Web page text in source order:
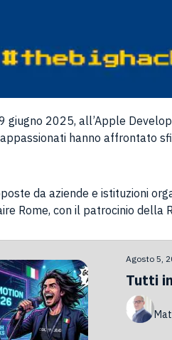
giugno 2025, all’Apple
hanno affrontato
da aziende e istituzioni
Rome, con il patrocinio della
Agosto 5,
Tutti